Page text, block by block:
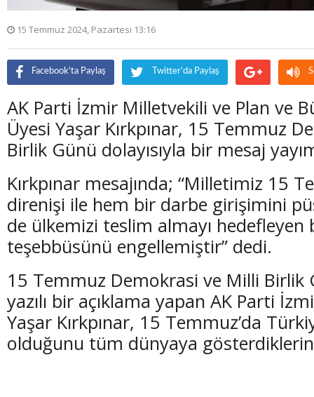
15 Temmuz 2024, Pazartesi 13:16
Facebook'ta Paylaş Twitter'da Paylaş
AK Parti İzmir Milletvekili ve Plan ve
Üyesi Yaşar Kırkpınar, 15 Temmuz
Birlik Günü dolayısıyla bir mesaj
Kırkpınar mesajında; “Milletimiz 15
direnişi ile hem bir darbe girişimini
de ülkemizi teslim almayı hedefleyen
teşebbüsünü engellemiştir” dedi.
15 Temmuz Demokrasi ve Milli Birlik
yazılı bir açıklama yapan AK Parti
Yaşar Kırkpınar, 15 Temmuz’da
olduğunu tüm dünyaya